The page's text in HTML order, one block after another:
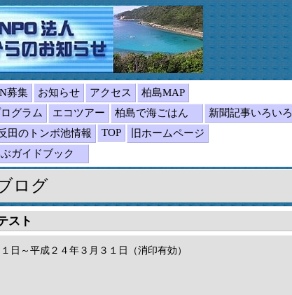
募集 お知らせ アクセス
柏島MAP
グラム エコツアー 柏島で海ごはん
新聞記事いろいろ
田のトンボ池情報 TOP
旧ホームページ
ぶガイドブック
ログ
スト
日～平成２４年３月３１日（消印有効）